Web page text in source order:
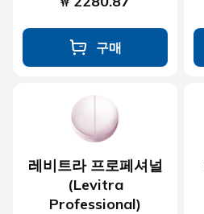
구매
레비트라 프로페셔널
(Levitra
Professional)